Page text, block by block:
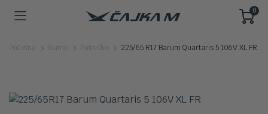
0
Početna Gume Putničke 225/65 R17 Barum Quartaris 5 106V XL FR